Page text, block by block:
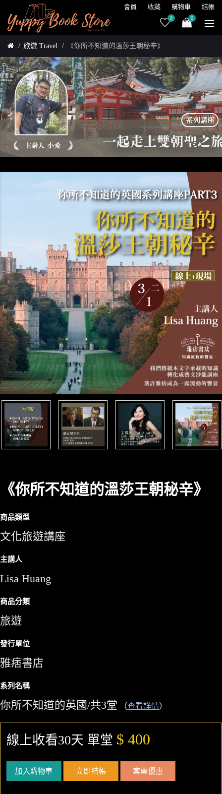
會員 收藏 購物車 結帳
0 0
旅遊 Travel 《你所不知道的溫莎王朝秘辛》
《你所不知道的溫莎王朝秘辛》
商品類型
文化旅遊講座
主講人
Lisa Huang
商品分類
旅遊
發行單位
雅痞書店
系列名稱
你所不知道的英國/共3堂 （查看詳情）
線上收看30天 單堂 $ 400
加入購物車 立即結帳 套票優惠